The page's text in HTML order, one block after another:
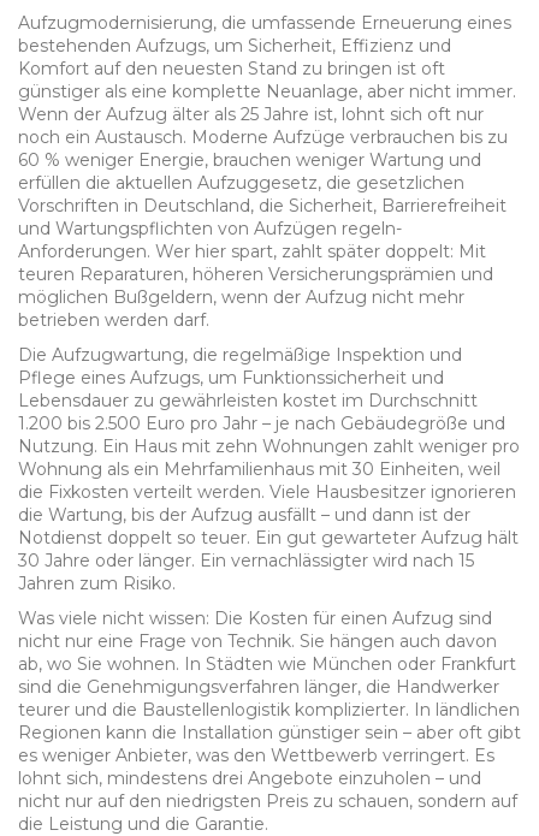
Aufzugmodernisierung, die umfassende Erneuerung eines
bestehenden Aufzugs, um Sicherheit, Effizienz und
Komfort auf den neuesten Stand zu bringen ist oft
günstiger als eine komplette Neuanlage, aber nicht immer.
Wenn der Aufzug älter als 25 Jahre ist, lohnt sich oft nur
noch ein Austausch. Moderne Aufzüge verbrauchen bis zu
60 % weniger Energie, brauchen weniger Wartung und
erfüllen die aktuellen Aufzuggesetz, die gesetzlichen
Vorschriften in Deutschland, die Sicherheit, Barrierefreiheit
und Wartungspflichten von Aufzügen regeln-
Anforderungen. Wer hier spart, zahlt später doppelt: Mit
teuren Reparaturen, höheren Versicherungsprämien und
möglichen Bußgeldern, wenn der Aufzug nicht mehr
betrieben werden darf.
Die Aufzugwartung, die regelmäßige Inspektion und
Pflege eines Aufzugs, um Funktionssicherheit und
Lebensdauer zu gewährleisten kostet im Durchschnitt
1.200 bis 2.500 Euro pro Jahr – je nach Gebäudegröße und
Nutzung. Ein Haus mit zehn Wohnungen zahlt weniger pro
Wohnung als ein Mehrfamilienhaus mit 30 Einheiten, weil
die Fixkosten verteilt werden. Viele Hausbesitzer ignorieren
die Wartung, bis der Aufzug ausfällt – und dann ist der
Notdienst doppelt so teuer. Ein gut gewarteter Aufzug hält
30 Jahre oder länger. Ein vernachlässigter wird nach 15
Jahren zum Risiko.
Was viele nicht wissen: Die Kosten für einen Aufzug sind
nicht nur eine Frage von Technik. Sie hängen auch davon
ab, wo Sie wohnen. In Städten wie München oder Frankfurt
sind die Genehmigungsverfahren länger, die Handwerker
teurer und die Baustellenlogistik komplizierter. In ländlichen
Regionen kann die Installation günstiger sein – aber oft gibt
es weniger Anbieter, was den Wettbewerb verringert. Es
lohnt sich, mindestens drei Angebote einzuholen – und
nicht nur auf den niedrigsten Preis zu schauen, sondern auf
die Leistung und die Garantie.